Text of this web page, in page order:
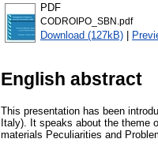
PDF
CODROIPO_SBN.pdf
Download (127kB) |
English abstract
This presentation has been
Italy). It speaks about the theme
materials Peculiarities and